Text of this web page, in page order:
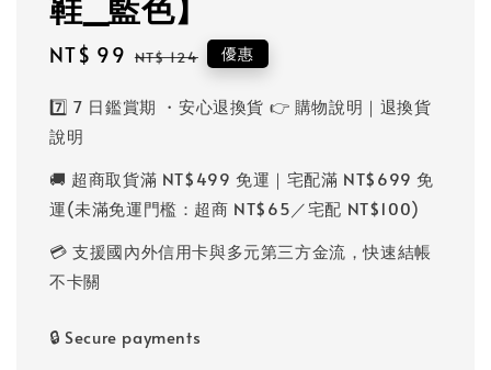
Sale
NT$ 99 Regular
NT$ 124 優惠
7️⃣ 7 日鑑賞期 ・安心退換貨 👉 購物說明｜退換貨
說明
🚚 超商取貨滿 NT$499 免運｜宅配滿 NT$699 免
運(未滿免運門檻：超商 NT$65／宅配 NT$100)
💳 支援國內外信用卡與多元第三方金流，快速結帳
不卡關
🔒 Secure payments